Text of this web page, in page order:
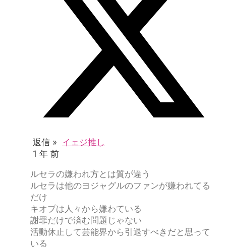
返信 » イェジ推し
1 年 前
ルセラの嫌われ方とは質が違う
ルセラは他のヨジャグルのファンが嫌われてる
だけ
キオプは人々から嫌わている
謝罪だけで済む問題じゃない
活動休止して芸能界から引退すべきだと思って
いる